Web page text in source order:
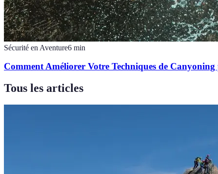
Sécurité en Aventure6 min
Comment Améliorer Votre Techniques de
Tous les articles